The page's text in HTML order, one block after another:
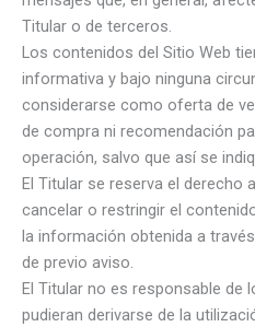
Titular o de terceros.
Los contenidos del Sitio Web
informativa y bajo ninguna
considerarse como oferta de
de compra ni recomendación
operación, salvo que así se
El Titular se reserva el derecho
cancelar o restringir el
la información obtenida a
de previo aviso.
El Titular no es responsable de
pudieran derivarse de la